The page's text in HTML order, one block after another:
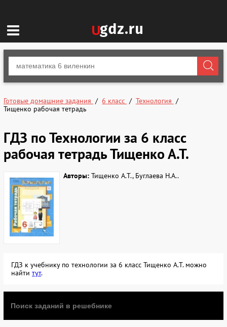
Готовые домашние задания 6 класс
Технология
Тищенко рабочая тетрадь
ГДЗ по Технологии за 6 класс
рабочая тетрадь Тищенко А.Т.
Авторы:Тищенко А.Т., Буглаева Н.А..
ГДЗ к учебнику по технологии за 6 класс Тищенко А.Т. можно
найти тут.